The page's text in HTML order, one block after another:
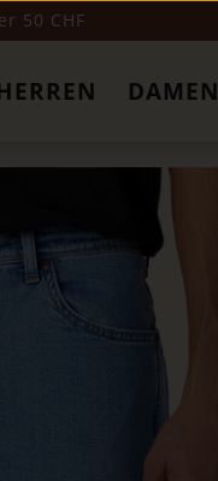
50 CHF
DAMEN